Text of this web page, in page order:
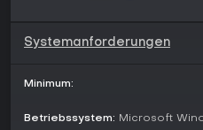
Space Engineers bietet zwei
Bauen geht blitzschnell und
Systemanforderungen
Minimum:
Betriebssystem: Microsoft